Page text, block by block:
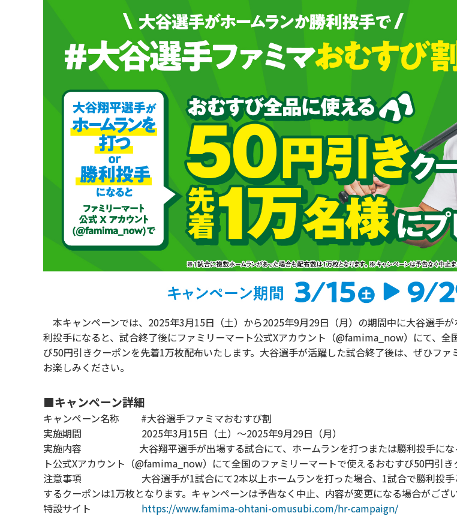
本キャンペーンでは、2025年3月15日（土）から2025年9月29日（月）の期間中に大谷選手
利投手になると、試合終了後にファミリーマート公式Xアカウント（@famima_now）にて、全
び50円引きクーポンを先着1万枚配布いたします。大谷選手が活躍した試合終了後は、ぜひフ
お楽しみください。
■キャンペーン詳細
キャンペーン名称 #大谷選手ファミマおむすび割
実施期間 2025年3月15日（土）～2025年9月29日（月）
実施内容 大谷翔平選手が出場する試合にて、ホームランを打つまたは勝利投手になる
ト公式Xアカウント（@famima_now）にて全国のファミリーマートで使えるおむすび50円引き
注意事項 大谷選手が1試合にて2本以上ホームランを打った場合、1試合で勝利投手と
するクーポンは1万枚となります。 キャンペーンは予告なく中止、内容が変更になる場合がござい
特設サイト https://www.famima-ohtani-omusubi.com/hr-campaign/